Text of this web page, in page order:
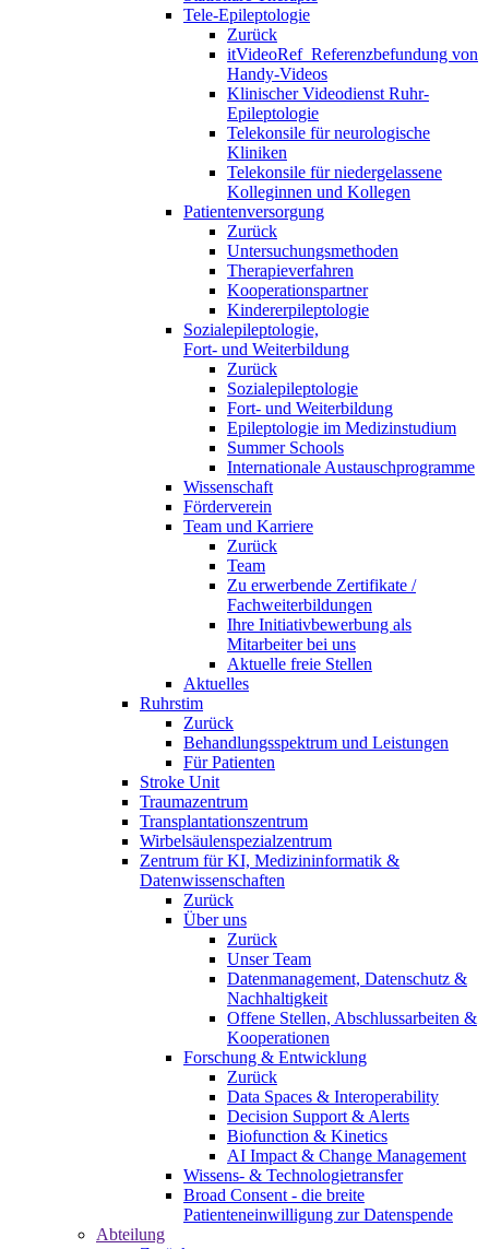
Tele-Epileptologie
Zurück
itVideoRef_Referenzbefundung von
Handy-Videos
Klinischer Videodienst Ruhr-
Epileptologie
Telekonsile für neurologische
Kliniken
Telekonsile für niedergelassene
Kolleginnen und Kollegen
Patientenversorgung
Zurück
Untersuchungsmethoden
Therapieverfahren
Kooperationspartner
Kindererpileptologie
Sozialepileptologie,
Fort- und Weiterbildung
Zurück
Sozialepileptologie
Fort- und Weiterbildung
Epileptologie im Medizinstudium
Summer Schools
Internationale Austauschprogramme
Wissenschaft
Förderverein
Team und Karriere
Zurück
Team
Zu erwerbende Zertifikate /
Fachweiterbildungen
Ihre Initiativbewerbung als
Mitarbeiter bei uns
Aktuelle freie Stellen
Aktuelles
Ruhrstim
Zurück
Behandlungsspektrum und Leistungen
Für Patienten
Stroke Unit
Traumazentrum
Transplantationszentrum
Wirbelsäulenspezialzentrum
Zentrum für KI, Medizininformatik &
Datenwissenschaften
Zurück
Über uns
Zurück
Unser Team
Datenmanagement, Datenschutz &
Nachhaltigkeit
Offene Stellen, Abschlussarbeiten &
Kooperationen
Forschung & Entwicklung
Zurück
Data Spaces & Interoperability
Decision Support & Alerts
Biofunction & Kinetics
AI Impact & Change Management
Wissens- & Technologietransfer
Broad Consent - die breite
Patienteneinwilligung zur Datenspende
Abteilung